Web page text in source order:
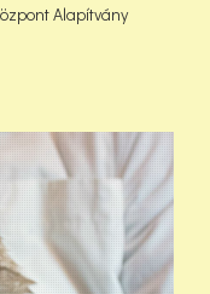
Alapítvány